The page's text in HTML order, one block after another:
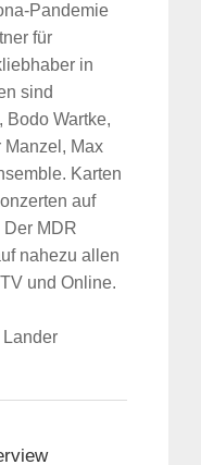
Pandemie
für
in
sind
Bodo Wartke,
Manzel, Max
Karten
auf
Der MDR
nahezu allen
und Online.